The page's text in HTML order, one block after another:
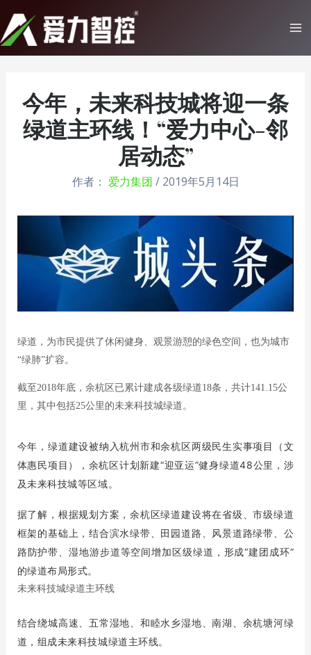
至
内
今年，未来科技城将迎一条
绿道主环线！“爱力中心-邻
居动态”
作者： 爱力集团 / 2019年5月14日
绿道，为市民提供了休闲健身、观景游憩的绿色空间，也为城市
“绿肺”扩容。
截至2018年底，余杭区已累计建成各级绿道18条，共计141.15公
里，其中包括25公里的未来科技城绿道。
今年，绿道建设被纳入杭州市和余杭区两级民生实事项目（文
体惠民项目），余杭区计划新建“迎亚运”健身绿道48公里，涉
及未来科技城等区域。
据了解，根据规划方案，余杭区绿道建设将在省级、市级绿道
框架的基础上，结合滨水绿带、田园道路、风景道路绿带、公
路防护带、湿地游步道等空间增加区级绿道，形成“建团成环”
的绿道布局形式。
未来科技城绿道主环线
结合绕城高速、五常湿地、和睦水乡湿地、南湖、余杭塘河绿
道，组成未来科技城绿道主环线。